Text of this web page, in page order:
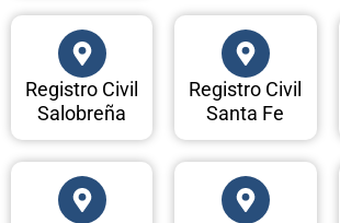
Registro Civil
Salobreña
Registro Civil
Santa Fe